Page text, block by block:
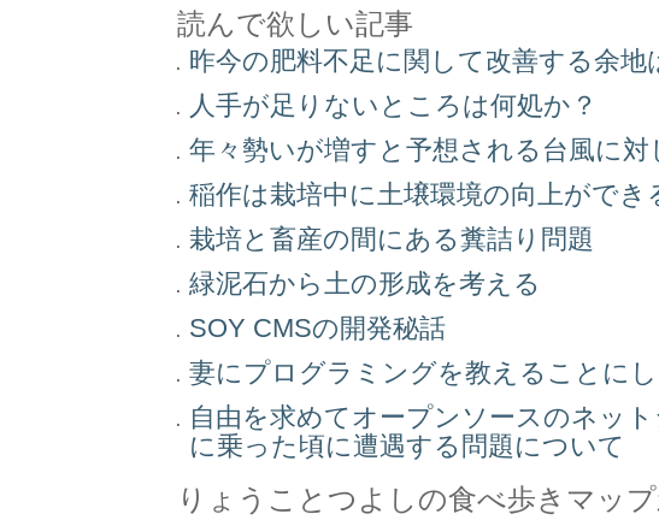
読んで欲しい記事
昨今の肥料不足に関して改善する余地
人手が足りないところは何処か？
年々勢いが増すと予想される台風に
稲作は栽培中に土壌環境の向上ができ
栽培と畜産の間にある糞詰り問題
緑泥石から土の形成を考える
SOY CMSの開発秘話
妻にプログラミングを教えることにし
自由を求めてオープンソースのネッ
に乗った頃に遭遇する問題について
りょうことつよしの食べ歩きマッ